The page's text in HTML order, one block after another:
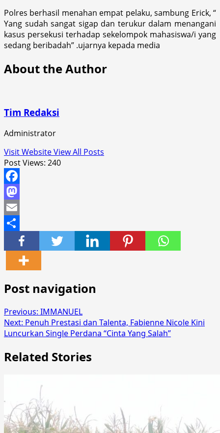
Polres berhasil menahan empat pelaku, sambung Erick, “
Yang sudah sangat sigap dan terukur dalam menangani
kasus persekusi terhadap sekelompok mahasiswa/i yang
sedang beribadah” .ujarnya kepada media
About the Author
Tim Redaksi
Administrator
Visit WebsiteView All Posts
Post Views: 240
Facebook
Mastodon
Email
Share
Post navigation
Previous: IMMANUEL
Next: Penuh Prestasi dan Talenta, Fabienne Nicole Kini
Luncurkan Single Perdana “Cinta Yang Salah”
Related Stories